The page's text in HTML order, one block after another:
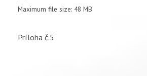
Maximum file size: 48 MB
Príloha č.5